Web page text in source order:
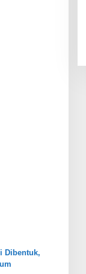
Dibentuk,